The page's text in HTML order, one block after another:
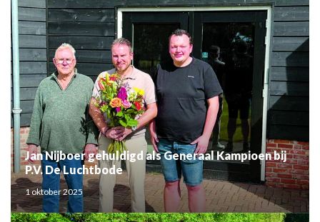
Jan Nijboer gehuldigd als Generaal Kampioen bij
P.V. De Luchtbode
1 oktober 2025